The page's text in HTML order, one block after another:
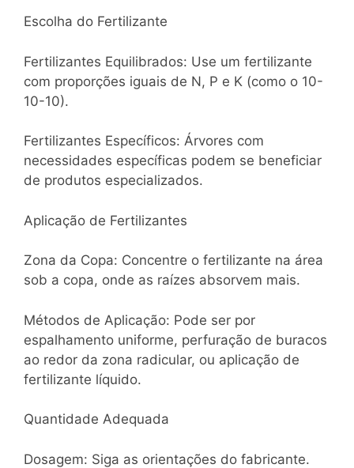
Escolha do Fertilizante
Fertilizantes Equilibrados: Use um fertilizante
com proporções iguais de N, P e K (como o 10-
10-10).
Fertilizantes Específicos: Árvores com
necessidades específicas podem se beneficiar
de produtos especializados.
Aplicação de Fertilizantes
Zona da Copa: Concentre o fertilizante na área
sob a copa, onde as raízes absorvem mais.
Métodos de Aplicação: Pode ser por
espalhamento uniforme, perfuração de buracos
ao redor da zona radicular, ou aplicação de
fertilizante líquido.
Quantidade Adequada
Dosagem: Siga as orientações do fabricante.